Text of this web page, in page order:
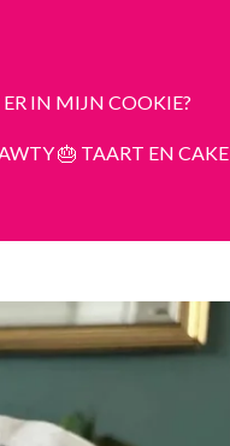
IN MIJN COOKIE?
🎂 TAART EN CAKE